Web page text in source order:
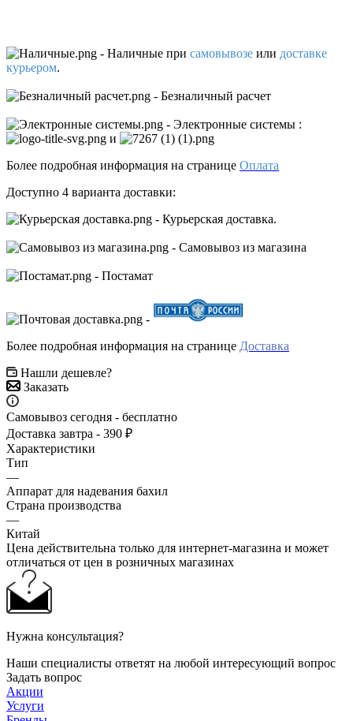
- Наличные при самовывозе или доставке
курьером.
- Безналичный расчет
- Электронные системы :
и
Более подробная информация на странице Оплата
Доступно 4 варианта доставки:
- Курьерская доставка.
- Самовывоз из магазина
- Постамат
-
Более подробная информация на странице Доставка
Нашли дешевле?
Заказать
Самовывоз сегодня - бесплатно
Доставка завтра - 390 ₽
Характеристики
Тип
—
Аппарат для надевания бахил
Страна производства
—
Китай
Цена действительна только для интернет-магазина и может
отличаться от цен в розничных магазинах
Нужна консультация?
Наши специалисты ответят на любой интересующий вопрос
Задать вопрос
Акции
Услуги